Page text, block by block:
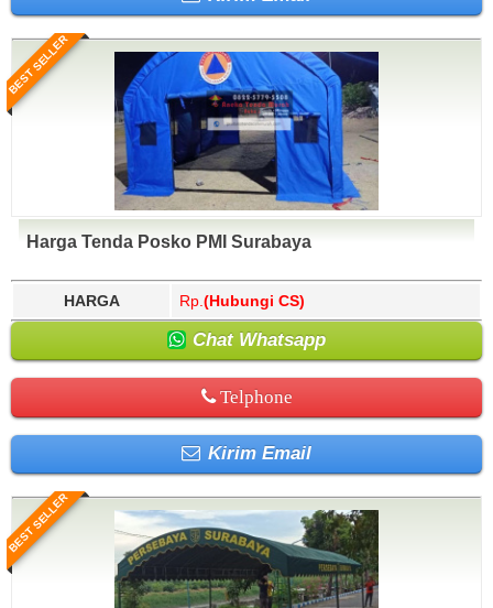
BEST SELLER
Harga Tenda Posko PMI Surabaya
HARGA Rp. (Hubungi CS)
Chat Whatsapp
Telphone
Kirim Email
BEST SELLER